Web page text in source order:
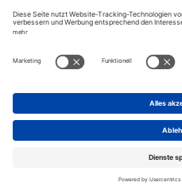
Impressum
Datenschutz